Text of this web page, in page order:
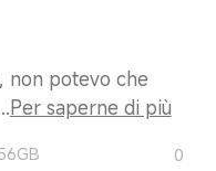
non potevo che
Per saperne di più
0